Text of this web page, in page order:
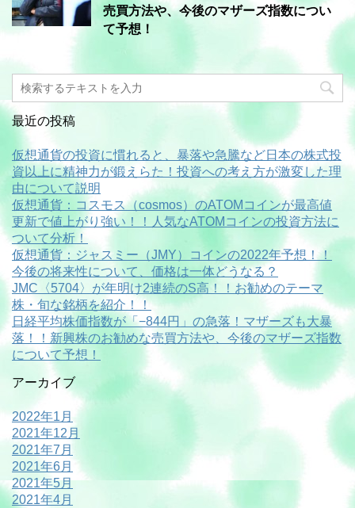
売買方法や、今後のマザーズ指数につい
て予想！
最近の投稿
仮想通貨の投資に慣れると、暴落や急騰など日本の株式投
資以上に精神力が鍛えらた！投資への考え方が激変した理
由について説明
仮想通貨：コスモス（cosmos）のATOMコインが最高値
更新で値上がり強い！！人気なATOMコインの投資方法に
ついて分析！
仮想通貨：ジャスミー（JMY）コインの2022年予想！！
今後の将来性について、価格は一体どうなる？
JMC〈5704〉が年明け2連続のS高！！お勧めのテーマ
株・旬な銘柄を紹介！！
日経平均株価指数が「−844円」の急落！マザーズも大暴
落！！新興株のお勧めな売買方法や、今後のマザーズ指数
について予想！
アーカイブ
2022年1月
2021年12月
2021年7月
2021年6月
2021年5月
2021年4月